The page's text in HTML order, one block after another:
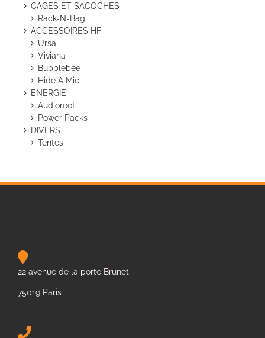
CAGES ET SACOCHES
Rack-N-Bag
ACCESSOIRES HF
Ursa
Viviana
Bubblebee
Hide A Mic
ENERGIE
Audioroot
Power Packs
DIVERS
Tentes
22 avenue de la porte Brunet
75019 Paris